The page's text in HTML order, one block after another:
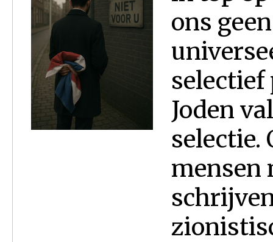
ons
selectief
Joden
selectie.
mensen